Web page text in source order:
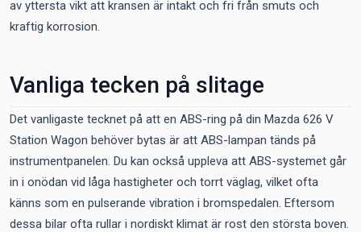
av yttersta vikt att kransen är intakt och fri från smuts och
kraftig korrosion.
Vanliga tecken på slitage
Det vanligaste tecknet på att en ABS-ring på din Mazda 626 V
Station Wagon behöver bytas är att ABS-lampan tänds på
instrumentpanelen. Du kan också uppleva att ABS-systemet går
in i onödan vid låga hastigheter och torrt väglag, vilket ofta
känns som en pulserande vibration i bromspedalen. Eftersom
dessa bilar ofta rullar i nordiskt klimat är rost den största boven.